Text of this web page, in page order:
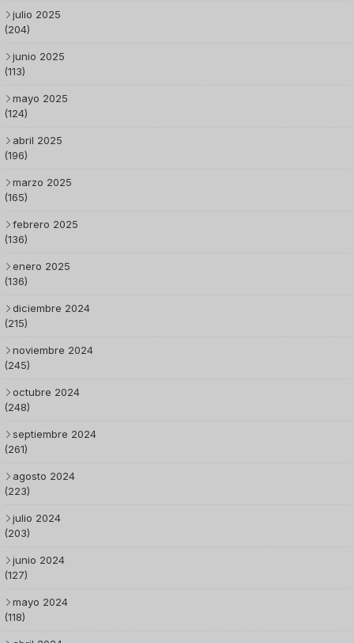
julio 2025
(204)
junio 2025
(113)
mayo 2025
(124)
abril 2025
(196)
marzo 2025
(165)
febrero 2025
(136)
enero 2025
(136)
diciembre 2024
(215)
noviembre 2024
(245)
octubre 2024
(248)
septiembre 2024
(261)
agosto 2024
(223)
julio 2024
(203)
junio 2024
(127)
mayo 2024
(118)